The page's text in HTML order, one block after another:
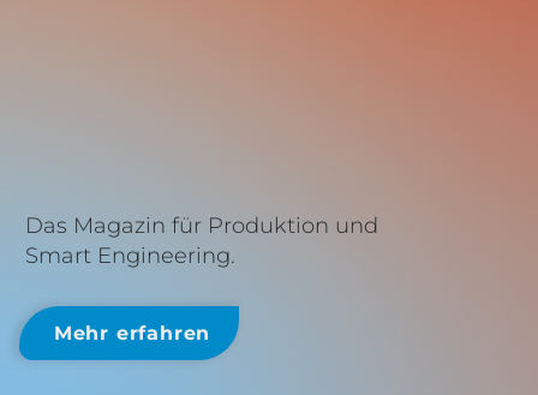
Das Magazin für Produktion und
Smart Engineering.
Mehr erfahren